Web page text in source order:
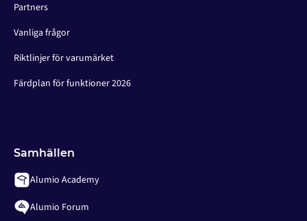
Partners
Vanliga frågor
Riktlinjer för varumärket
Färdplan för funktioner 2026
Samhällen
Alumio Academy
Alumio Forum